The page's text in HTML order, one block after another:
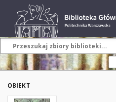
OBIEKT